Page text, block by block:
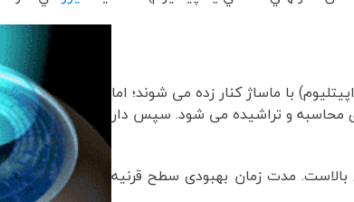
با ماساژ کنار زده می شوند؛ اما
محاسبه و تراشیده می شود. سپس دار
مدت زمان بهبودی سطح قرنیه